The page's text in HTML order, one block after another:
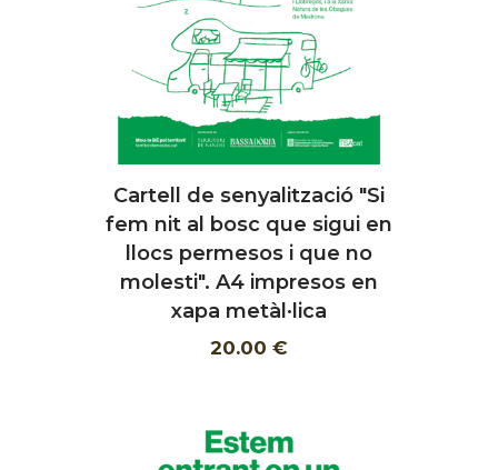
AFEGIR
Cartell de senyalització "Si
fem nit al bosc que sigui en
llocs permesos i que no
molesti". A4 impresos en
xapa metàl·lica
20.00 €